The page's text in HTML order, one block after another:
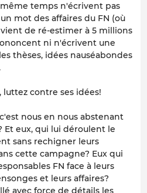
temps n'écrivent pas
mot des affaires du FN (où
de ré-estimer à 5 millions
ni n'écrivent une
thèses, idées nauséabondes
contre ses idées!
nous en nous abstenant
Et eux, qui lui déroulent le
sans rechigner leurs
cette campagne? Eux qui
FN face à leurs
et leurs affaires?